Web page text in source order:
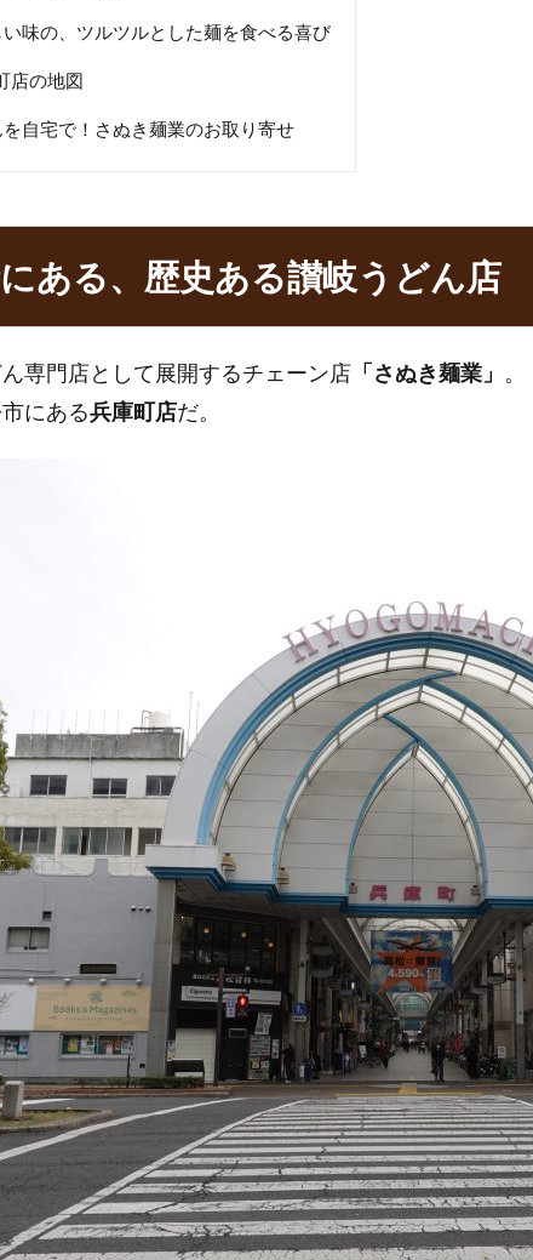
味の、ツルツルとした麺を食べる喜び
店の地図
自宅で！さぬき麺業のお取り寄せ
ある、歴史ある讃岐うどん店
専門店として展開するチェーン店 「さぬき麺業」 。
にある兵庫町店だ。